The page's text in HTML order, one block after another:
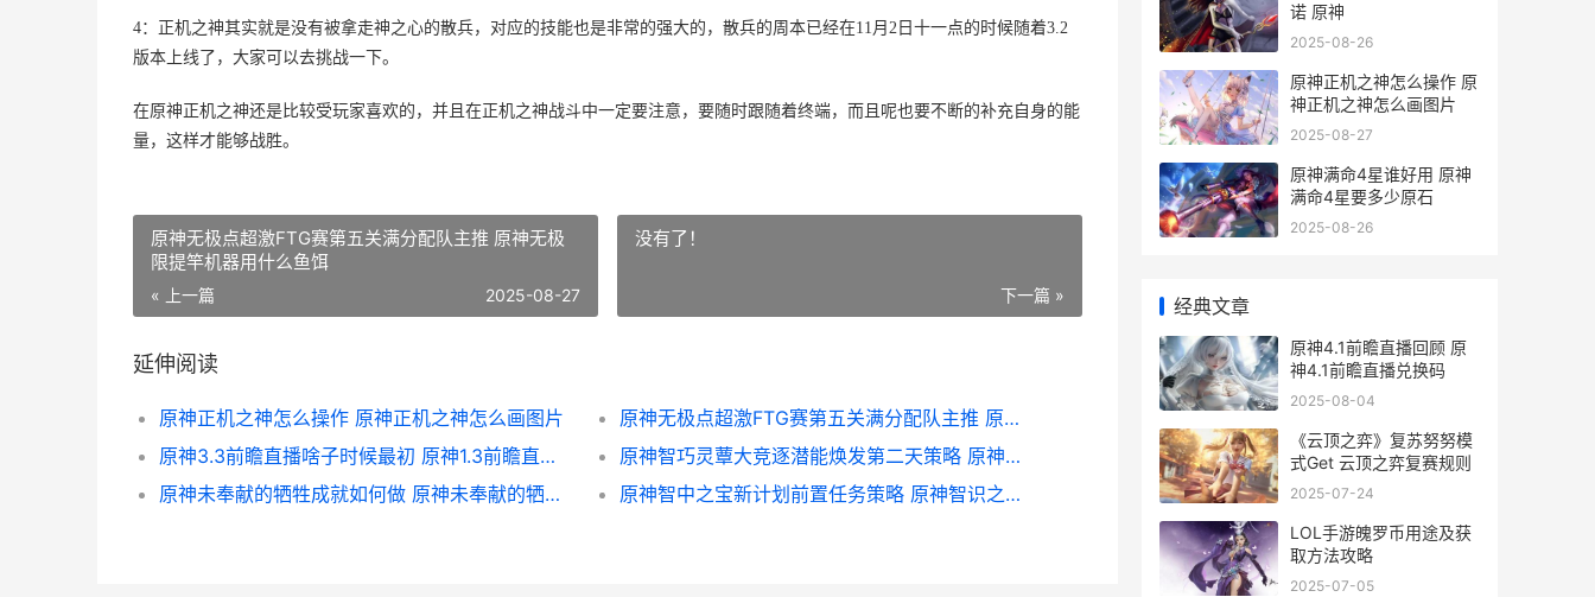
4：正机之神其实就是没有被拿走神之心的散兵，对应的技能也是非常的强大的，散兵的周本已经在11月2日十一点的时候随着3.2
版本上线了，大家可以去挑战一下。
在原神正机之神还是比较受玩家喜欢的，并且在正机之神战斗中一定要注意，要随时跟随着终端，而且呢也要不断的补充自身的能
量，这样才能够战胜。
原神无极点超激FTG赛第五关满分配队主推 原神无极
限提竿机器用什么鱼饵
« 上一篇 2025-08-27
没有了！
下一篇 »
延伸阅读
原神正机之神怎么操作 原神正机之神怎么画图片
原神无极点超激FTG赛第五关满分配队主推 原神无极限提竿机器用什么鱼饵
原神3.3前瞻直播啥子时候最初 原神1.3前瞻直播什么时候
原神智巧灵蕈大竞逐潜能焕发第二天策略 原神智巧灵蕈大竞逐
原神未奉献的牺牲成就如何做 原神未奉献的牺牲品
原神智中之宝新计划前置任务策略 原神智识之冕怎么获得
诺 原神
2025-08-26
原神正机之神怎么操作 原
神正机之神怎么画图片
2025-08-27
原神满命4星谁好用 原神
满命4星要多少原石
2025-08-26
经典文章
原神4.1前瞻直播回顾 原
神4.1前瞻直播兑换码
2025-08-04
《云顶之弈》复苏努努模
式Get 云顶之弈复赛规则
2025-07-24
LOL手游魄罗币用途及获
取方法攻略
2025-07-05